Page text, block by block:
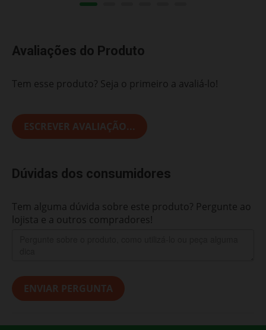
Avaliações do Produto
Tem esse produto? Seja o primeiro a avaliá-lo!
ESCREVER AVALIAÇÃO...
Dúvidas dos consumidores
Tem alguma dúvida sobre este produto? Pergunte ao
lojista e a outros compradores!
ENVIAR PERGUNTA